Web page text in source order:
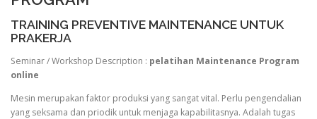
TRAINING PREVENTIVE MAINTENANCE UNTUK
PRAKERJA
Seminar / Workshop Description : pelatihan Maintenance Program
online
Mesin merupakan faktor produksi yang sangat vital. Perlu pengendalian
yang seksama dan priodik untuk menjaga kapabilitasnya. Adalah tugas